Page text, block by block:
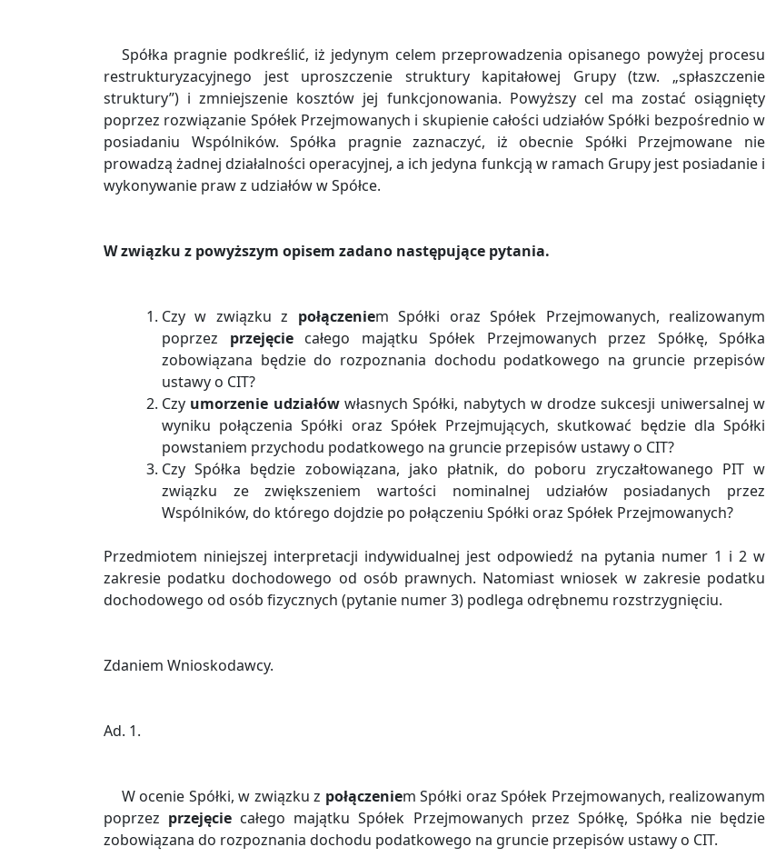
Spółka pragnie podkreślić, iż jedynym celem przeprowadzenia opisanego powyżej procesu
restrukturyzacyjnego jest uproszczenie struktury kapitałowej Grupy (tzw. „spłaszczenie
struktury”) i zmniejszenie kosztów jej funkcjonowania. Powyższy cel ma zostać osiągnięty
poprzez rozwiązanie Spółek Przejmowanych i skupienie całości udziałów Spółki bezpośrednio w
posiadaniu Wspólników. Spółka pragnie zaznaczyć, iż obecnie Spółki Przejmowane nie
prowadzą żadnej działalności operacyjnej, a ich jedyna funkcją w ramach Grupy jest posiadanie i
wykonywanie praw z udziałów w Spółce.
W związku z powyższym opisem zadano następujące pytania.
Czy w związku z połączeniem Spółki oraz Spółek Przejmowanych, realizowanym
poprzez przejęciecałego majątku Spółek Przejmowanych przez Spółkę, Spółka
zobowiązana będzie do rozpoznania dochodu podatkowego na gruncie przepisów
ustawy o CIT?
Czy umorzenie udziałówwłasnych Spółki, nabytych w drodze sukcesji uniwersalnej w
wyniku połączenia Spółki oraz Spółek Przejmujących, skutkować będzie dla Spółki
powstaniem przychodu podatkowego na gruncie przepisów ustawy o CIT?
Czy Spółka będzie zobowiązana, jako płatnik, do poboru zryczałtowanego PIT w
związku ze zwiększeniem wartości nominalnej udziałów posiadanych przez
Wspólników, do którego dojdzie po połączeniu Spółki oraz Spółek Przejmowanych?
Przedmiotem niniejszej interpretacji indywidualnej jest odpowiedź na pytania numer 1 i 2 w
zakresie podatku dochodowego od osób prawnych. Natomiast wniosek w zakresie podatku
dochodowego od osób fizycznych (pytanie numer 3) podlega odrębnemu rozstrzygnięciu.
Zdaniem Wnioskodawcy.
Ad. 1.
W ocenie Spółki, w związku z połączeniem Spółki oraz Spółek Przejmowanych, realizowanym
poprzez przejęcie całego majątku Spółek Przejmowanych przez Spółkę, Spółka nie będzie
zobowiązana do rozpoznania dochodu podatkowego na gruncie przepisów ustawy o CIT.